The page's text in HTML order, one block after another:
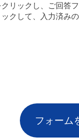
リックし、ご回答
クして、入力済み
フォーム